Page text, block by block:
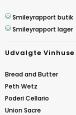
Smileyrapport butik
Smileyrapport lager
Udvalgte Vinhuse
Bread and Butter
Peth Wetz
Poderi Cellario
Union Sacre